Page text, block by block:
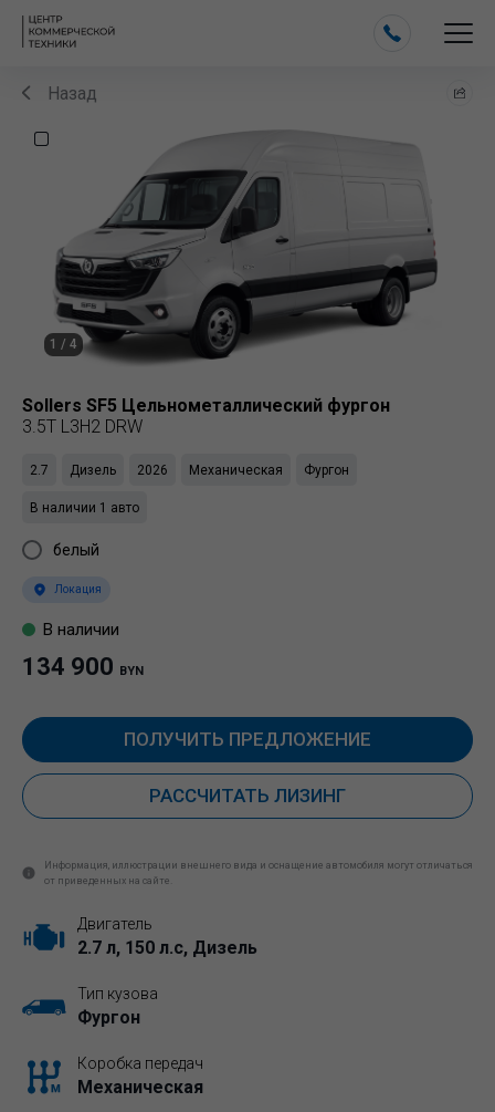
Назад
1 / 4
Sollers SF5 Цельнометаллический фургон
3.5T L3H2 DRW
2.7 Дизель 2026 Механическая Фургон
В наличии 1 авто
белый
Локация
В наличии
134 900 BYN
ПОЛУЧИТЬ ПРЕДЛОЖЕНИЕ
РАССЧИТАТЬ ЛИЗИНГ
Информация, иллюстрации внешнего вида и оснащение автомобиля могут отличаться
от приведенных на сайте.
Двигатель
2.7 л, 150 л.с, Дизель
Тип кузова
Фургон
Коробка передач
Механическая